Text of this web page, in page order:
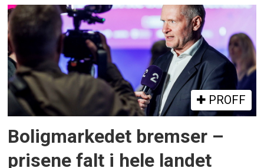
PROFF
Boligmarkedet bremser –
prisene falt i hele landet